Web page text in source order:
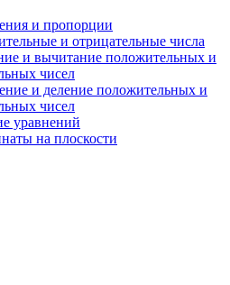
и пропорции
и отрицательные числа
и вычитание положительных и
чисел
и деление положительных и
чисел
уравнений
на плоскости